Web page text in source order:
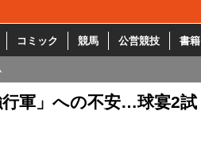
コミック 競馬 公営競技 書籍
軍」への不安…球宴2試